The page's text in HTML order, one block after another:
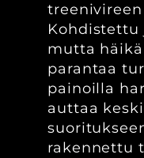
Kohdistettu
mutta
parantaa
painoilla
auttaa
rakennettu